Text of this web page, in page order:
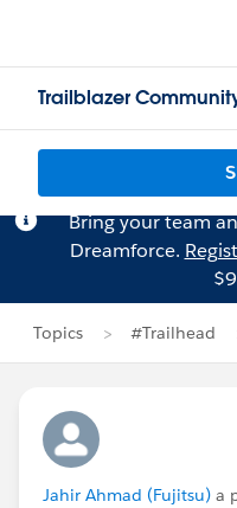
Trailblazer
Bring your team
Dreamforce.
Topics #Trailhead
Jahir Ahmad (Fujitsu) a